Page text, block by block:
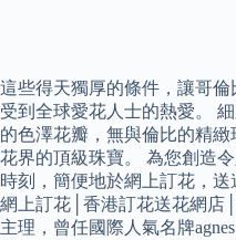
這些得天獨厚的條件，讓哥
受到全球愛花人士的熱愛。
的色澤花瓣，無與倫比的精
花界的頂級珠寶。 為您創造
時刻，簡便地於網上訂花，
網上訂花│香港訂花送花網店
主理，曾任國際人氣名牌